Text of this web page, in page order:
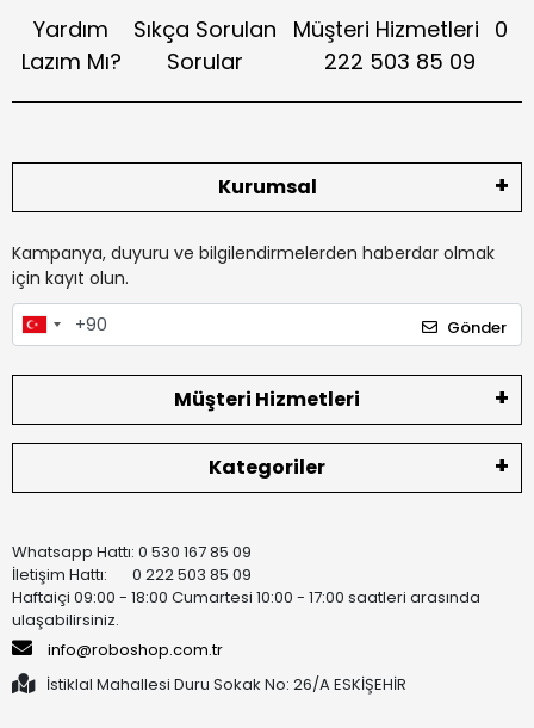
Yardım
Lazım Mı?
Sıkça Sorulan
Sorular
Müşteri Hizmetleri 0
222 503 85 09
Kurumsal
Kampanya, duyuru ve bilgilendirmelerden haberdar olmak
için kayıt olun.
Gönder
Müşteri Hizmetleri
Kategoriler
Whatsapp Hattı: 0 530 167 85 09
İletişim Hattı: 0 222 503 85 09
Haftaiçi 09:00 - 18:00 Cumartesi 10:00 - 17:00 saatleri arasında
ulaşabilirsiniz.
info@roboshop.com.tr
İstiklal Mahallesi Duru Sokak No: 26/A ESKİŞEHİR